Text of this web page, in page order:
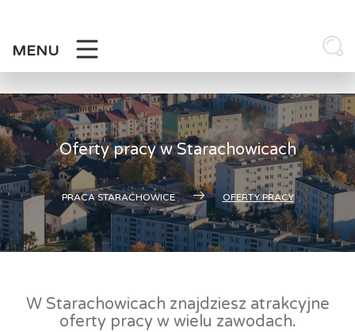
MENU
Oferty pracy w Starachowicach
PRACA STARACHOWICE OFERTY PRACY
W Starachowicach znajdziesz atrakcyjne
oferty pracy w wielu zawodach.